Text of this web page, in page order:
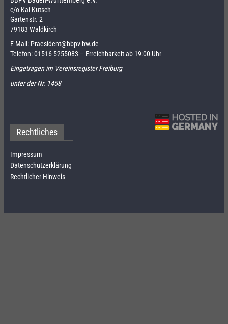
c/o Kai Kutsch
Gartenstr. 2
79183 Waldkirch
E-Mail: Praesident@bbpv-bw.de
Telefon:01516-5255083 – Erreichbarkeit ab 19:00 Uhr
Eingetragen im Vereinsregister Freiburg
unter der Nr. 1458
Rechtliches
Impressum
Datenschutzerklärung
Rechtlicher Hinweis